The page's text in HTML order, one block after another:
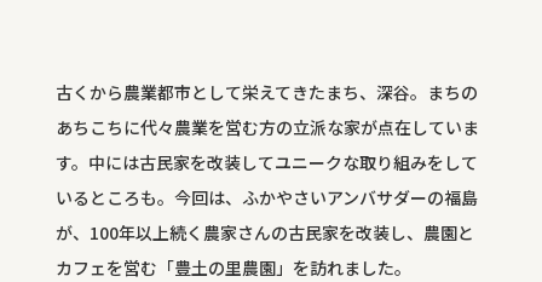
古くから農業都市として栄えてきたまち、深谷。まちの
あちこちに代々農業を営む方の立派な家が点在していま
す。中には古民家を改装してユニークな取り組みをして
いるところも。今回は、ふかやさいアンバサダーの福島
が、100年以上続く農家さんの古民家を改装し、農園と
カフェを営む「豊土の里農園」を訪れました。